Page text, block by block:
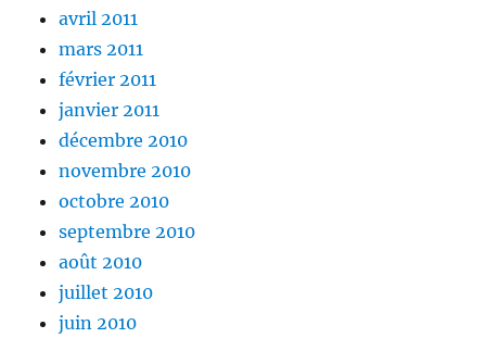
avril 2011
mars 2011
février 2011
janvier 2011
décembre 2010
novembre 2010
octobre 2010
septembre 2010
août 2010
juillet 2010
juin 2010